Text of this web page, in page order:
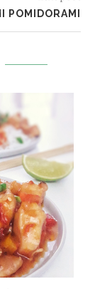
POMIDORAMI